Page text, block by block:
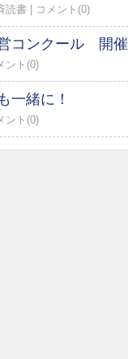
読書 コメント(0)
コンクール 開催
ント(0)
一緒に！
ント(0)